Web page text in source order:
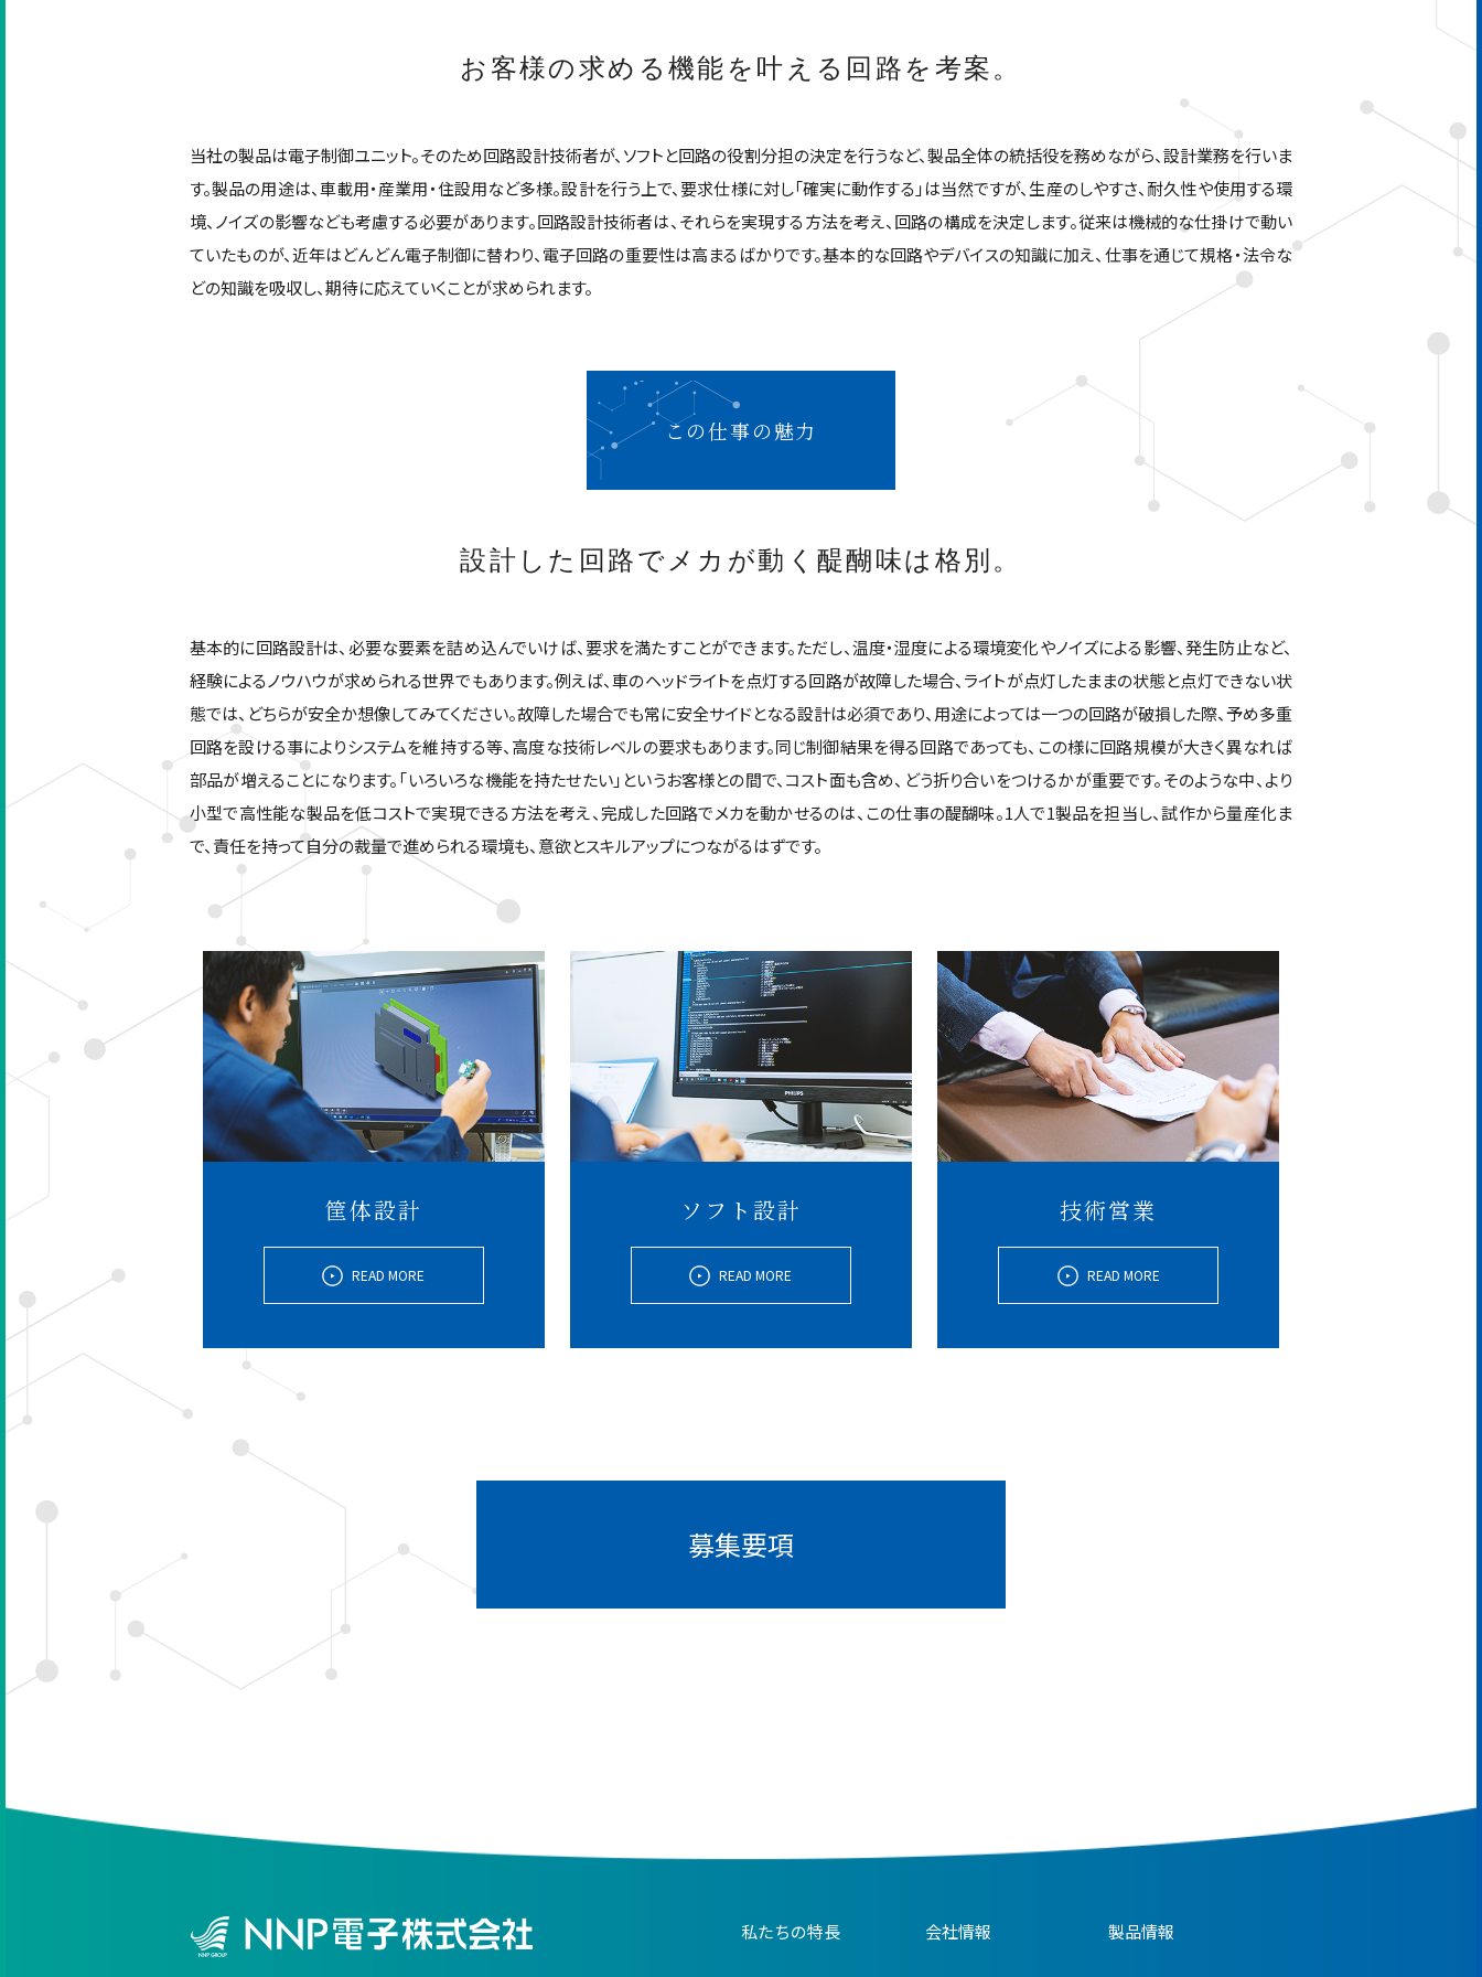
お客様の求める 機能を叶える回路を考案。
当社の製品は電子制御ユニット。そのため回路設計技術者が、ソフトと回路の役割分担の決定を行うなど、製品全体の統括役を務めながら、設計業務を行いま
す。製品の用途は、車載用・産業用・住設用など多様。設計を行う上で、要求仕様に対し「確実に動作する」は当然ですが、生産のしやすさ、耐久性や使用する環
境、ノイズの影響なども考慮する必要があります。回路設計技術者は、それらを実現する方法を考え、回路の構成を決定します。従来は機械的な仕掛けで動い
ていたものが、近年はどんどん電子制御に替わり、電子回路の重要性は高まるばかりです。基本的な回路やデバイスの知識に加え、仕事を通じて規格・法令な
どの知識を吸収し、期待に応えていくことが求められます。
この仕事の魅力
設計した回路で メカが動く醍醐味は格別。
基本的に回路設計は、必要な要素を詰め込んでいけば、要求を満たすことができます。ただし、温度・湿度による環境変化やノイズによる影響、発生防止など、
経験によるノウハウが求められる世界でもあります。例えば、車のヘッドライトを点灯する回路が故障した場合、ライトが点灯したままの状態と点灯できない状
態では、どちらが安全か想像してみてください。故障した場合でも常に安全サイドとなる設計は必須であり、用途によっては一つの回路が破損した際、予め多重
回路を設ける事によりシステムを維持する等、高度な技術レベルの要求もあります。同じ制御結果を得る回路であっても、この様に回路規模が大きく異なれば
部品が増えることになります。「いろいろな機能を持たせたい」というお客様との間で、コスト面も含め、どう折り合いをつけるかが重要です。そのような中、より
小型で高性能な製品を低コストで実現できる方法を考え、完成した回路でメカを動かせるのは、この仕事の醍醐味。1人で1製品を担当し、試作から量産化ま
で、責任を持って自分の裁量で進められる環境も、意欲とスキルアップにつながるはずです。
筐体設計
READ MORE
ソフト設計
READ MORE
技術営業
READ MORE
募集要項
私たちの特長 会社情報 製品情報